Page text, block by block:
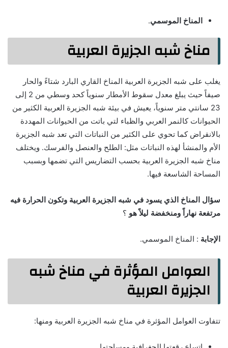
المناخ الموسمي.
مناخ شبه الجزيرة العربية
يغلب على شبه الجزيرة العربية المناخ القاري البارد شتاءً والحار
صيفاً حيث يبلغ معدل سقوط الأمطار سنوياً كحد وسطي من 2 إلى
23 سانتي متر سنوياً، يعيش في بيئة شبه الجزيرة العربية الكثير من
الحيوانات كالنمر العربي والظباء لتي باتت من الحيوانات المهددة
بالانقراض كما تحوي على الكثير من النباتات التي تعد شبه الجزيرة
الأم والمنشأ لهذه النباتات مثل: الطلح والعنصل والفرسك. ويختلف
مناخ شبه الجزيرة العربية بحسب التضاريس التي تضمها وبسبب
المساحة الشاسعة فيها.
سؤال المناخ الذي يسود في شبه الجزيرة العربية وتكون الحرارة فيه
مرتفعة نهاراً ومنخفضة ليلاً هو ؟
الإجابة : المناخ الموسمي.
العوامل المؤثرة في مناخ شبه
الجزيرة العربية
تتفاوت العوامل المؤثرة في مناخ شبه الجزيرة العربية ومنها: